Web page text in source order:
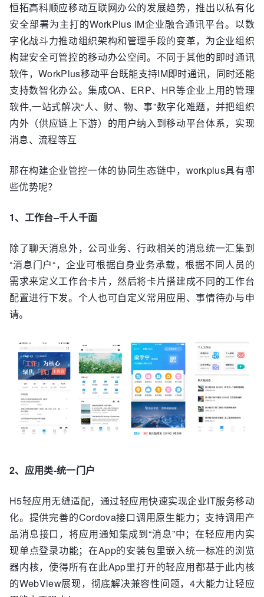
恒拓高科顺应移动互联网办公的发展趋势，推出以私有化
安全部署为主打的WorkPlus IM企业融合通讯平台。以数
字化战斗力推动组织架构和管理手段的变革，为企业组织
构建安全可管控的移动办公空间。不同于其他的即时通讯
软件，WorkPlus移动平台既能支持IM即时通讯，同时还能
支持数智化办公。集成OA、ERP、HR等企业上用的管理
软件,一站式解决“人、财、物、事”数字化难题，并把组织
内外（供应链上下游）的用户纳入到移动平台体系，实现
消息、流程等互
那在构建企业管控一体的协同生态链中，workplus具有哪
些优势呢？
1、工作台–千人千面
除了聊天消息外，公司业务、行政相关的消息统一汇集到
“消息门户“，企业可根据自身业务承载，根据不同人员的
需求来定义工作台卡片，然后将卡片搭建成不同的工作台
配置进行下发。个人也可自定义常用应用、事情待办与申
请。
2、应用类-统一门户
H5轻应用无缝适配，通过轻应用快速实现企业IT服务移动
化。提供完善的Cordova接口调用原生能力；支持调用产
品消息接口，将应用通知集成到“消息”中；在轻应用内实
现单点登录功能；在App的安装包里嵌入统一标准的浏览
器内核，使得所有在此App⾥打开的轻应用都基于此内核
的WebView展现，彻底解决兼容性问题，4大能力让轻应